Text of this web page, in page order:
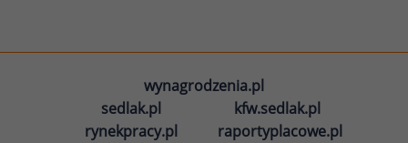
wynagrodzenia.pl
sedlak.pl
kfw.sedlak.pl
rynekpracy.pl
raportyplacowe.pl